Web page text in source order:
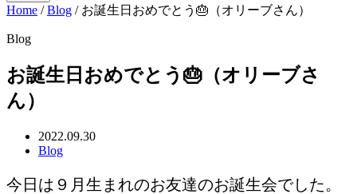
Home /Blog / お誕生日おめでとう🎂（オリーブさん）
Blog
お誕生日おめでとう🎂（オリーブさ
ん）
2022.09.30
Blog
今日は９月生まれのお友達のお誕生会でした。